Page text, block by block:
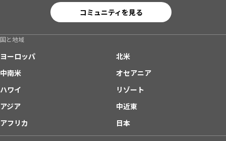
コミュニティを見る
国と地域
ヨーロッパ
北米
中南米
オセアニア
ハワイ
リゾート
アジア
中近東
アフリカ
日本